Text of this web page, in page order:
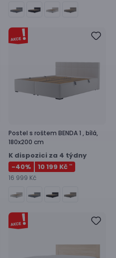
Postel s roštem BENDA 1 , bílá,
180x200 cm
K dispozici za 4 týdny
-40% 10 199 Kč **
16 999 Kč